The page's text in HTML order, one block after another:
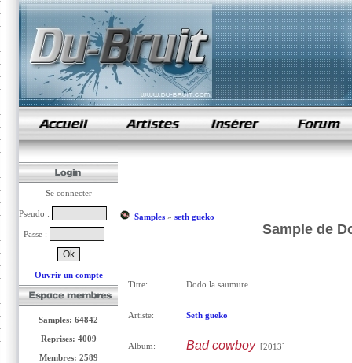
samples de rap
Se connecter
Pseudo :
Passe :
Ouvrir un compte
Samples: 64842
Reprises: 4009
Membres: 2589
Samples» seth gueko
Sample de
Titre: Dodo la saumure
Artiste: Seth gueko
Album: Bad cowboy[2013]